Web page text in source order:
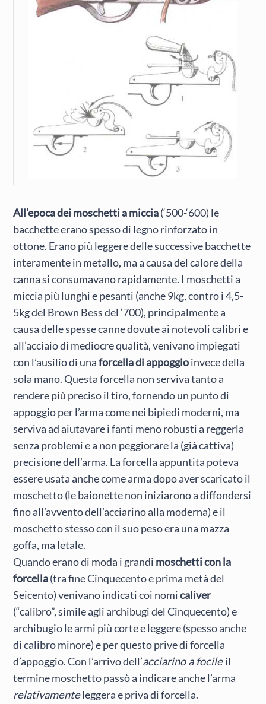
All’epoca dei moschetti a miccia(‘500-‘600) le
bacchette erano spesso di legno rinforzato in
ottone. Erano più leggere delle successive bacchette
interamente in metallo, ma a causa del calore della
canna si consumavano rapidamente. I moschetti a
miccia più lunghi e pesanti (anche 9kg, contro i 4,5-
5kg del Brown Bess del ‘700), principalmente a
causa delle spesse canne dovute ai notevoli calibri e
all’acciaio di mediocre qualità, venivano impiegati
con l’ausilio di unaforcella di appoggioinvece della
sola mano. Questa forcella non serviva tanto a
rendere più preciso il tiro, fornendo un punto di
appoggio per l’arma come nei bipiedi moderni, ma
serviva ad aiutavare i fanti meno robusti a reggerla
senza problemi e a non peggiorare la (già cattiva)
precisione dell’arma. La forcella appuntita poteva
essere usata anche come arma dopo aver scaricato il
moschetto (le baionette non iniziarono a diffondersi
fino all’avvento dell’acciarino alla moderna) e il
moschetto stesso con il suo peso era una mazza
goffa, ma letale.
Quando erano di moda i grandi moschetti con la
forcella(tra fine Cinquecento e prima metà del
Seicento) venivano indicati coi nomicaliver
(“calibro”, simile agli archibugi del Cinquecento) e
archibugio le armi più corte e leggere (spesso anche
di calibro minore) e per questo prive di forcella
d’appoggio. Con l’arrivo dell’acciarino a focileil
termine moschetto passò a indicare anche l’arma
relativamenteleggera e priva di forcella.